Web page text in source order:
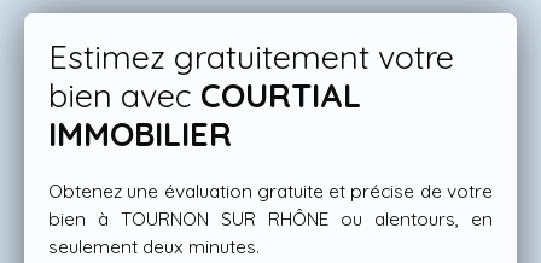
Estimez gratuitement votre
bien avec COURTIAL
IMMOBILIER
Obtenez une évaluation gratuite et précise de votre
bien à TOURNON SUR RHÔNE ou alentours, en
seulement deux minutes.